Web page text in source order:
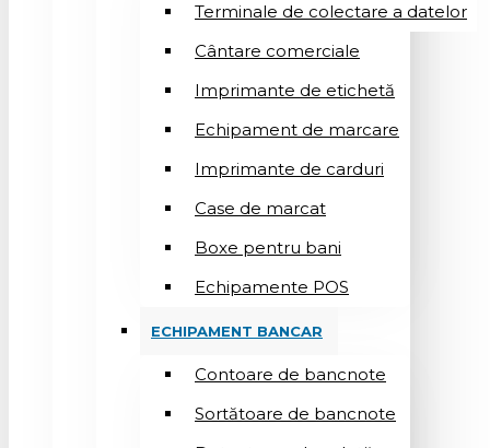
Terminale de colectare a datelor
Cântare comerciale
Imprimante de etichetă
Echipament de marcare
Imprimante de carduri
Case de marcat
Boxe pentru bani
Echipamente POS
ECHIPAMENT BANCAR
Contoare de bancnote
Sortătoare de bancnote